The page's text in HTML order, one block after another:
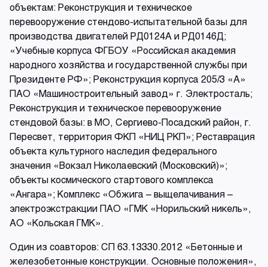
объектам: Реконструкция и техническое
перевооружение стендово-испытательной базы для
производства двигателей РД0124А и РД0146Д;
«Учебные корпуса ФГБОУ «Российская академия
народного хозяйства и государственной службы при
Президенте РФ»; Реконструкция корпуса 205/3 «А»
ПАО «Машиностроительный завод» г. Электросталь;
Реконструкция и техническое перевооружение
стендовой базы: в МО, Сергиево-Посадский район, г.
Пересвет, территория ФКП «НИЦ РКП»; Реставрация
объекта культурного наследия федерального
значения «Вокзал Николаевский (Московский)»;
объекты космического стартового комплекса
«Ангара»; Комплекс «Обжига – выщелачивания –
электроэкстракции ПАО «ГМК «Норильский никель»,
АО «Кольская ГМК».
Один из соавторов: СП 63.13330.2012 «Бетонные и
железобетонные конструкции. Основные положения»,